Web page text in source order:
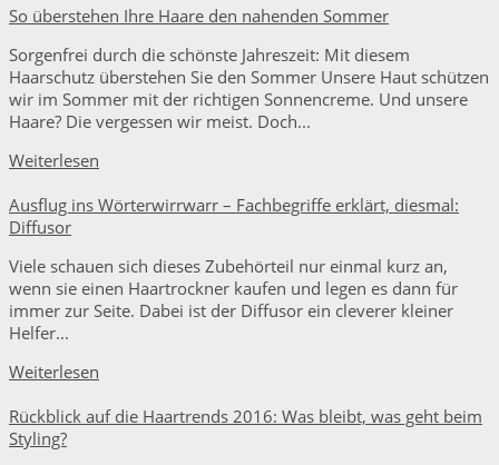
So überstehen Ihre Haare den nahenden Sommer
Sorgenfrei durch die schönste Jahreszeit: Mit diesem
Haarschutz überstehen Sie den Sommer Unsere Haut schützen
wir im Sommer mit der richtigen Sonnencreme. Und unsere
Haare? Die vergessen wir meist. Doch...
Weiterlesen
Ausflug ins Wörterwirrwarr – Fachbegriffe erklärt, diesmal:
Diffusor
Viele schauen sich dieses Zubehörteil nur einmal kurz an,
wenn sie einen Haartrockner kaufen und legen es dann für
immer zur Seite. Dabei ist der Diffusor ein cleverer kleiner
Helfer...
Weiterlesen
Rückblick auf die Haartrends 2016: Was bleibt, was geht beim
Styling?